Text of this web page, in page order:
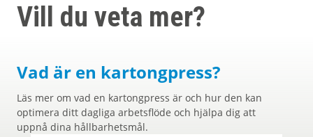
Vill du veta mer?
Vad är en kartongpress?
Läs mer om vad en kartongpress är och hur den kan
optimera ditt dagliga arbetsflöde och hjälpa dig att
uppnå dina hållbarhetsmål.